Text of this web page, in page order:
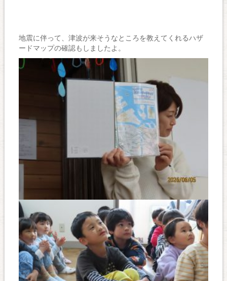
地震に伴って、津波が来そうなところを教えてくれるハザ
ードマップの確認もしましたよ。